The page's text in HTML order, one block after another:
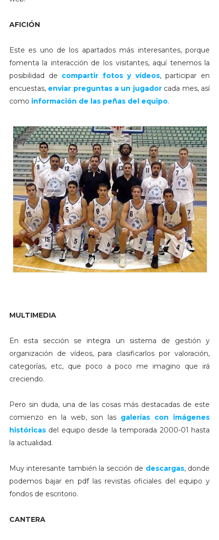
AFICIÓN
Este es uno de los apartados más interesantes, porque
fomenta la interacción de los visitantes, aquí tenemos la
posibilidad de compartir fotos y vídeos, participar en
encuestas, enviar preguntas a un jugadorcada mes, así
como información de las peñas del equipo.
MULTIMEDIA
En esta sección se integra un sistema de gestión y
organización de vídeos, para clasificarlos por valoración,
categorías, etc, que poco a poco me imagino que irá
creciendo.
Pero sin duda, una de las cosas más destacadas de este
comienzo en la web, son las galerías con imágenes
históricasdel equipo desde la temporada 2000-01 hasta
la actualidad.
Muy interesante también la sección de descargas, donde
podemos bajar en pdf las revistas oficiales del equipo y
fondos de escritorio.
CANTERA